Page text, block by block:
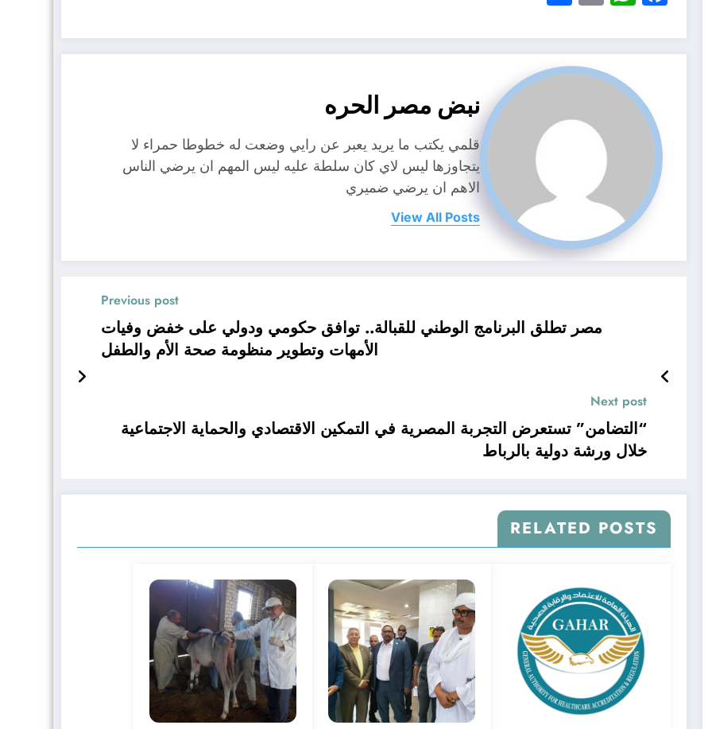
نبض مصر الحره
قلمي يكتب ما يريد يعبر عن رايي وضعت له خطوطا حمراء لا
يتجاوزها ليس لاي كان سلطة عليه ليس المهم ان يرضي الناس
الاهم ان يرضي ضميري
View All Posts
Previous post
مصر تطلق البرنامج الوطني للقبالة.. توافق حكومي ودولي على خفض وفيات
الأمهات وتطوير منظومة صحة الأم والطفل
Next post
“التضامن” تستعرض التجربة المصرية في التمكين الاقتصادي والحماية الاجتماعية
خلال ورشة دولية بالرباط
RELATED POSTS